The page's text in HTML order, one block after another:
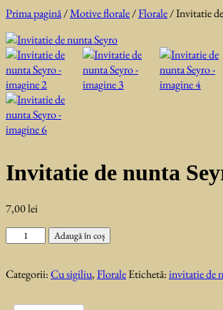
Prima pagină/Motive florale/Florale/ Invitatie
Invitatie de nunta
7,00lei
Cantitate
nunta
Adaugă în coș
Categorii:Cu sigiliu,FloraleEtichetă:invitatie de